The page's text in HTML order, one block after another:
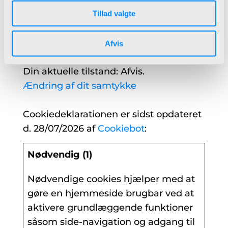
Tillad valgte
Afvis
Dit samtykke gælder for følgende
Din aktuelle tilstand: Afvis.
Ændring af dit samtykke
Cookiedeklarationen er sidst opdateret
d. 28/07/2026 afCookiebot:
Nødvendig (1)
Nødvendige cookies hjælper med at
gøre en hjemmeside brugbar ved at
aktivere grundlæggende funktioner
såsom side-navigation og adgang til